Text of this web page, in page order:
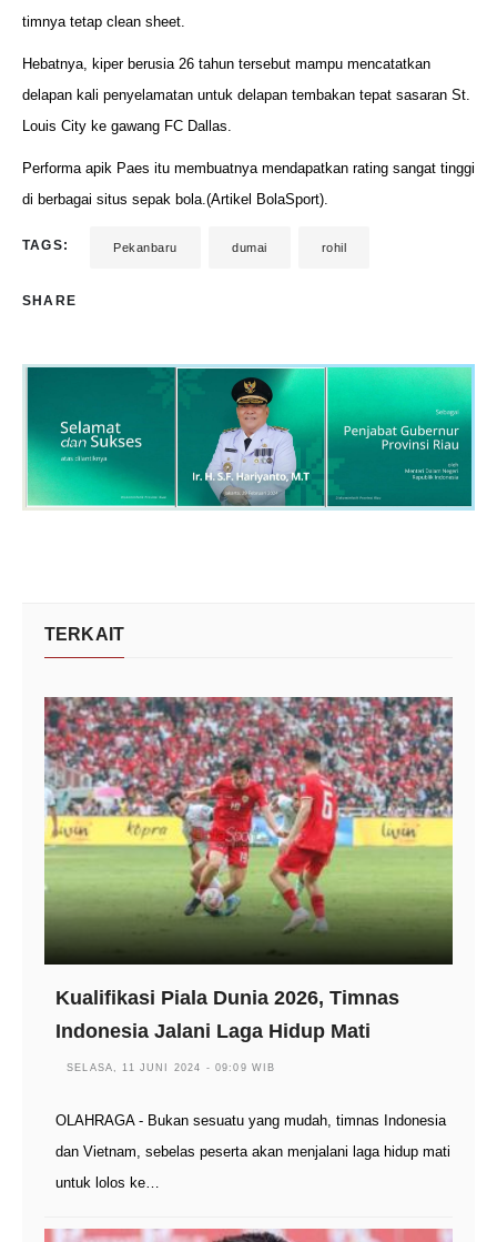
timnya tetap clean sheet.
Hebatnya, kiper berusia 26 tahun tersebut mampu mencatatkan
delapan kali penyelamatan untuk delapan tembakan tepat sasaran St.
Louis City ke gawang FC Dallas.
Performa apik Paes itu membuatnya mendapatkan rating sangat tinggi
di berbagai situs sepak bola.(Artikel BolaSport).
TAGS: Pekanbaru dumai rohil
SHARE
TERKAIT
Kualifikasi Piala Dunia 2026, Timnas
Indonesia Jalani Laga Hidup Mati
SELASA, 11 JUNI 2024 - 09:09 WIB
OLAHRAGA - Bukan sesuatu yang mudah, timnas Indonesia
dan Vietnam, sebelas peserta akan menjalani laga hidup mati
untuk lolos ke…